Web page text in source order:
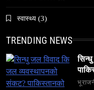
स्वास्थ्य (3)
TRENDING NEWS